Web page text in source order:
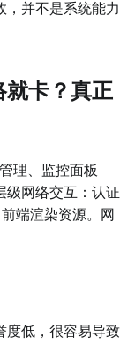
，并不是系统能力
就卡？真正
理、监控面板
级网络交互：认证
端渲染资源。网
度低，很容易导致